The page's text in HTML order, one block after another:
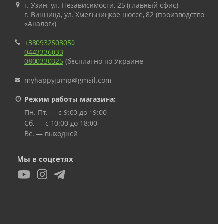
г. Узин, ул. Независимости, 25 (главный офис)
г. Винница, ул. Хмельницкое шоссе, 82 (производство
«Аналог»)
+380932503050
0443336033
0800330325 (бесплатно по Украине
myhappyjump@gmail.com
Режим работы магазина:
Пн.-Пт. — с 9:00 до 19:00
Сб. — с 10:00 до 18:00
Вс. — выходной
Мы в соцсетях